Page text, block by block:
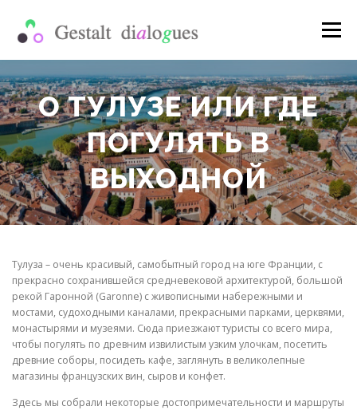
содержимому
Меню
МАГАЗИН ПУБЛИКАЦИИ
ПРОШЕДШИЕ МЕРОПРИЯТИЯ ЧТО ТАКОЕ ШКОЛА
МОЙ АККАУНТ РУС
Eng
О ТУЛУЗЕ ИЛИ ГДЕ
ПОГУЛЯТЬ В
ВЫХОДНОЙ
Тулуза – очень красивый, самобытный город на юге Франции, с
прекрасно сохранившейся средневековой архитектурой, большой
рекой Гаронной (Garonne) с живописными набережными и
мостами, судоходными каналами, прекрасными парками, церквями,
монастырями и музеями. Сюда приезжают туристы со всего мира,
чтобы погулять по древним извилистым узким улочкам, посетить
древние соборы, посидеть кафе, заглянуть в великолепные
магазины французских вин, сыров и конфет.
Здесь мы собрали некоторые достопримечательности и маршруты